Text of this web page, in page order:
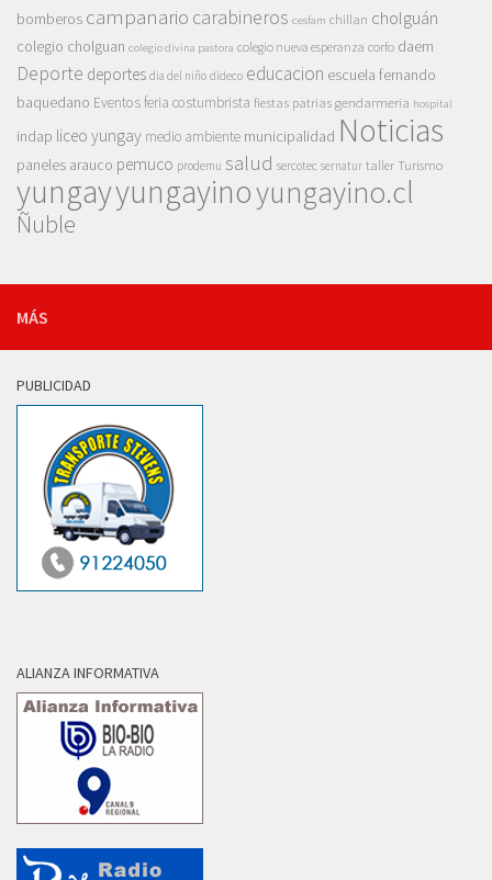
bomberos campanario carabineros cesfam chillan cholguán
colegio cholguan colegio divina pastora colegio nueva esperanza corfo daem
Deporte deportes dia del niño dideco educacion escuela fernando
baquedano Eventosferia costumbrista fiestas patrias gendarmeria hospital
indap liceo yungay medio ambiente municipalidad Noticias
paneles arauco pemuco prodemu salud sercotec sernatur taller Turismo
yungayyungayinoyungayino.cl
Ñuble
MÁS
PUBLICIDAD
ALIANZA INFORMATIVA